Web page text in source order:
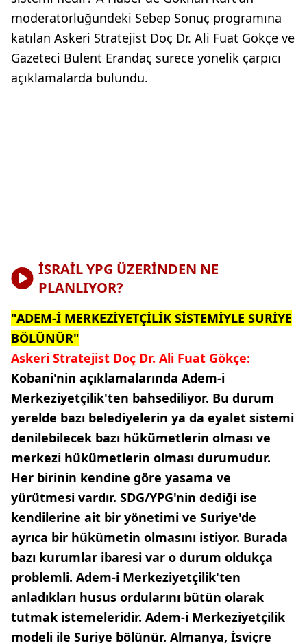
moderatörlüğündeki Sebep Sonuç programına
katılan Askeri Stratejist Doç Dr. Ali Fuat Gökçe ve
Gazeteci Bülent Erandaç sürece yönelik çarpıcı
açıklamalarda bulundu.
İSRAİL YPG ÜZERİNDEN NE
PLANLIYOR?
"ADEM-İ MERKEZİYETÇİLİK SİSTEMİYLE SURİYE
BÖLÜNÜR"
Askeri Stratejist Doç Dr. Ali Fuat Gökçe:
Kobani'nin açıklamalarında Adem-i
Merkeziyetçilik'ten bahsediliyor. Bu durum
yerelde bazı belediyelerin ya da eyalet sistemi
denilebilecek bazı hükümetlerin olması ve
merkezi hükümetlerin olması durumudur.
Her birinin kendine göre yasama ve
yürütmesi vardır. SDG/YPG'nin dediği ise
kendilerine ait bir yönetimi ve Suriye'de
ayrıca bir hükümetin olmasını istiyor. Burada
bazı kurumlar ibaresi var o durum oldukça
problemli. Adem-i Merkeziyetçilik'ten
anladıkları husus ordularını bütün olarak
tutmak istemeleridir. Adem-i Merkeziyetçilik
modeli ile Suriye bölünür. Almanya, İsviçre